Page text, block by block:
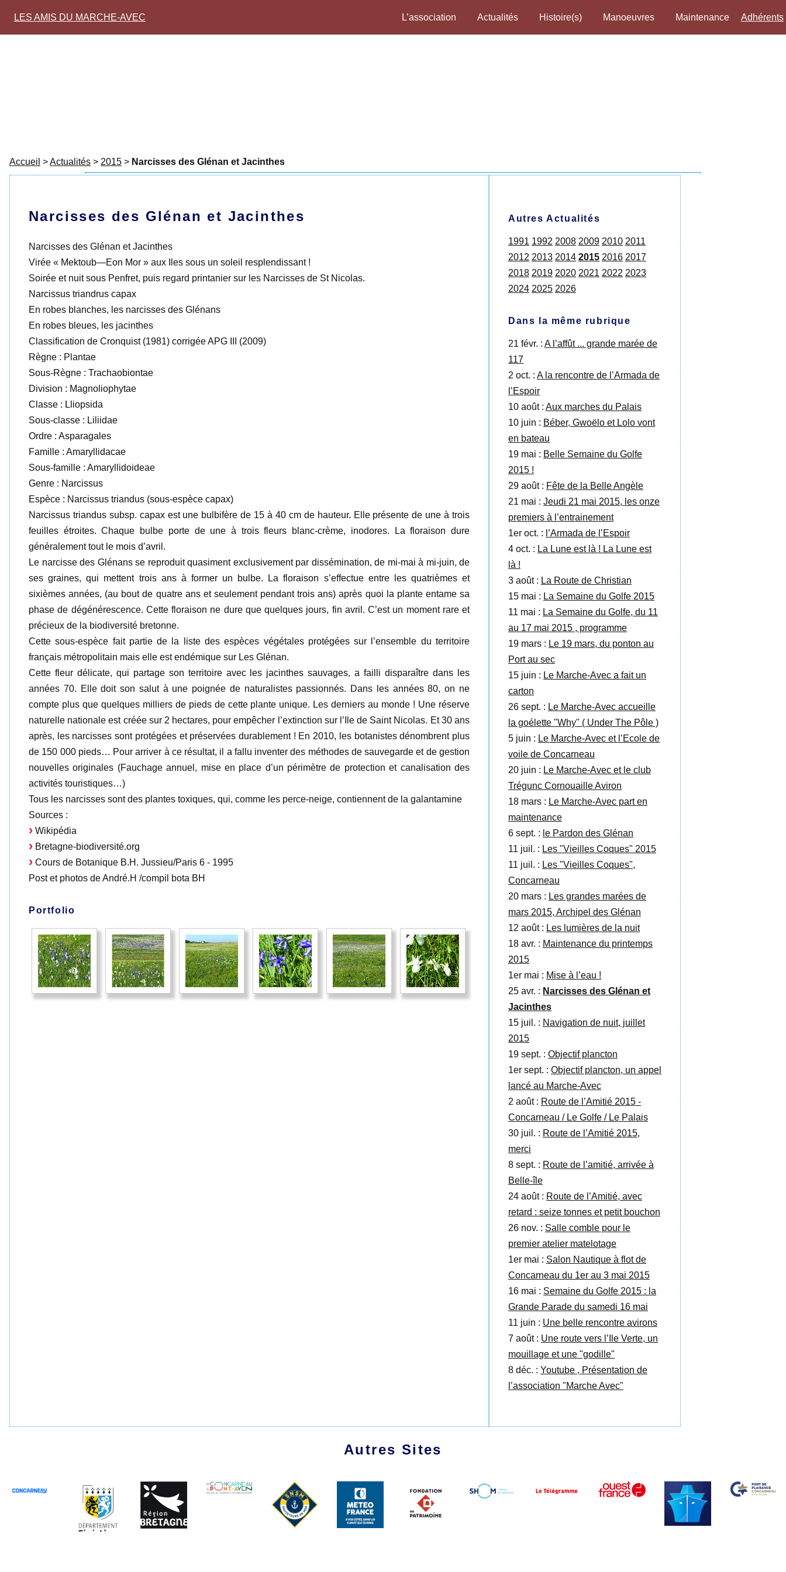
LES AMIS DU MARCHE-AVEC L’association Actualités Histoire(s) Manoeuvres Maintenance Adhérents
Accueil >Actualités > 2015 > Narcisses des Glénan et Jacinthes
Narcisses des Glénan et Jacinthes
Narcisses des Glénan et Jacinthes
Virée « Mektoub—Eon Mor » aux Iles sous un soleil resplendissant !
Soirée et nuit sous Penfret, puis regard printanier sur les Narcisses de St Nicolas.
Narcissus triandrus capax
En robes blanches, les narcisses des Glénans
En robes bleues, les jacinthes
Classification de Cronquist (1981) corrigée APG III (2009)
Règne : Plantae
Sous-Règne : Trachaobiontae
Division : Magnoliophytae
Classe : Lliopsida
Sous-classe : Liliidae
Ordre : Asparagales
Famille : Amaryllidacae
Sous-famille : Amaryllidoideae
Genre : Narcissus
Espèce : Narcissus triandus (sous-espèce capax)
Narcissus triandus subsp. capax est une bulbifère de 15 à 40 cm de hauteur. Elle présente de une à trois
feuilles étroites. Chaque bulbe porte de une à trois fleurs blanc-crème, inodores. La floraison dure
généralement tout le mois d’avril.
Le narcisse des Glénans se reproduit quasiment exclusivement par dissémination, de mi-mai à mi-juin, de
ses graines, qui mettent trois ans à former un bulbe. La floraison s’effectue entre les quatrièmes et
sixièmes années, (au bout de quatre ans et seulement pendant trois ans) après quoi la plante entame sa
phase de dégénérescence. Cette floraison ne dure que quelques jours, fin avril. C’est un moment rare et
précieux de la biodiversité bretonne.
Cette sous-espèce fait partie de la liste des espèces végétales protégées sur l’ensemble du territoire
français métropolitain mais elle est endémique sur Les Glénan.
Cette fleur délicate, qui partage son territoire avec les jacinthes sauvages, a failli disparaître dans les
années 70. Elle doit son salut à une poignée de naturalistes passionnés. Dans les années 80, on ne
compte plus que quelques milliers de pieds de cette plante unique. Les derniers au monde ! Une réserve
naturelle nationale est créée sur 2 hectares, pour empêcher l’extinction sur l’Ile de Saint Nicolas. Et 30 ans
après, les narcisses sont protégées et préservées durablement ! En 2010, les botanistes dénombrent plus
de 150 000 pieds… Pour arriver à ce résultat, il a fallu inventer des méthodes de sauvegarde et de gestion
nouvelles originales (Fauchage annuel, mise en place d’un périmètre de protection et canalisation des
activités touristiques…)
Tous les narcisses sont des plantes toxiques, qui, comme les perce-neige, contiennent de la galantamine
Sources :
Wikipédia
Bretagne-biodiversité.org
Cours de Botanique B.H. Jussieu/Paris 6 - 1995
Post et photos de André.H /compil bota BH
Portfolio
Autres Actualités
1991 1992 2008 2009 2010 2011
2012 2013 2014 2015 2016 2017
2018 2019 2020 2021 2022 2023
2024 2025 2026
Dans la même rubrique
21 févr. : A l’affût ... grande marée de
117
2 oct. : A la rencontre de l’Armada de
l’Espoir
10 août : Aux marches du Palais
10 juin : Béber, Gwoëlo et Lolo vont
en bateau
19 mai : Belle Semaine du Golfe
2015 !
29 août : Fête de la Belle Angèle
21 mai : Jeudi 21 mai 2015, les onze
premiers à l’entrainement
1er oct. : l’Armada de l’Espoir
4 oct. : La Lune est là ! La Lune est
là !
3 août : La Route de Christian
15 mai : La Semaine du Golfe 2015
11 mai : La Semaine du Golfe, du 11
au 17 mai 2015 , programme
19 mars : Le 19 mars, du ponton au
Port au sec
15 juin : Le Marche-Avec a fait un
carton
26 sept. : Le Marche-Avec accueille
la goélette "Why" ( Under The Pôle )
5 juin : Le Marche-Avec et l’Ecole de
voile de Concarneau
20 juin : Le Marche-Avec et le club
Trégunc Cornouaille Aviron
18 mars : Le Marche-Avec part en
maintenance
6 sept. : le Pardon des Glénan
11 juil. : Les "Vieilles Coques" 2015
11 juil. : Les "Vieilles Coques",
Concarneau
20 mars : Les grandes marées de
mars 2015, Archipel des Glénan
12 août : Les lumières de la nuit
18 avr. : Maintenance du printemps
2015
1er mai : Mise à l’eau !
25 avr. : Narcisses des Glénan et
Jacinthes
15 juil. : Navigation de nuit, juillet
2015
19 sept. : Objectif plancton
1er sept. : Objectif plancton, un appel
lancé au Marche-Avec
2 août : Route de l’Amitié 2015 -
Concarneau / Le Golfe / Le Palais
30 juil. : Route de l’Amitié 2015,
merci
8 sept. : Route de l’amitié, arrivée à
Belle-île
24 août : Route de l’Amitié, avec
retard : seize tonnes et petit bouchon
26 nov. : Salle comble pour le
premier atelier matelotage
1er mai : Salon Nautique à flot de
Concarneau du 1er au 3 mai 2015
16 mai : Semaine du Golfe 2015 : la
Grande Parade du samedi 16 mai
11 juin : Une belle rencontre avirons
7 août : Une route vers l’Ile Verte, un
mouillage et une "godille"
8 déc. : Youtube , Présentation de
l’association "Marche Avec"
Autres Sites